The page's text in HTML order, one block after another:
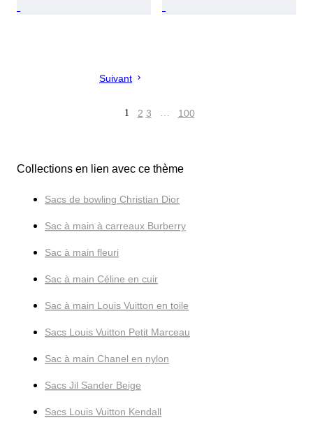
Suivant
1 2 3 … 100
Collections en lien avec ce thème
Sacs de bowling Christian Dior
Sac à main à carreaux Burberry
Sac à main fleuri
Sac à main Céline en cuir
Sac à main Louis Vuitton en toile
Sacs Louis Vuitton Petit Marceau
Sac à main Chanel en nylon
Sacs Jil Sander Beige
Sacs Louis Vuitton Kendall